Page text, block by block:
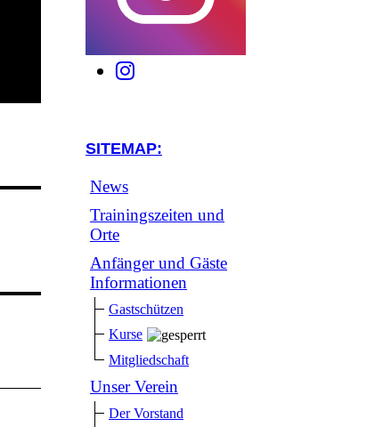
SITEMAP:
News
Trainingszeiten und
Orte
Anfänger und Gäste
Informationen
Gastschützen
Kurse
Mitgliedschaft
Unser Verein
Der Vorstand